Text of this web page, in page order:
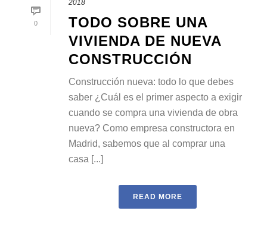
0
2018
TODO SOBRE UNA
VIVIENDA DE NUEVA
CONSTRUCCIÓN
Construcción nueva: todo lo que debes
saber ¿Cuál es el primer aspecto a exigir
cuando se compra una vivienda de obra
nueva? Como empresa constructora en
Madrid, sabemos que al comprar una
casa [...]
READ MORE